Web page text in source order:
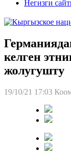
Негизги
келген
жолугушту
19/10/21 17:03